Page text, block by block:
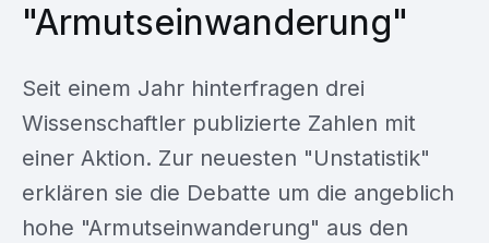
"Armutseinwanderung"
Seit einem Jahr hinterfragen drei
Wissenschaftler publizierte Zahlen mit
einer Aktion. Zur neuesten "Unstatistik"
erklären sie die Debatte um die angeblich
hohe "Armutseinwanderung" aus den